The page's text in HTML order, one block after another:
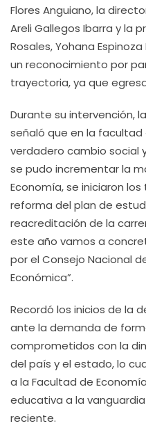
Flores Anguiano, la
Areli Gallegos Ibarra y la
Rosales, Yohana
un reconocimiento por
trayectoria, ya que
Durante su intervención,
señaló que en la
verdadero cambio social
se pudo incrementar la
Economía, se iniciaron
reforma del plan de
reacreditación de la
este año vamos a
por el Consejo Nacional
Económica”.
Recordó los inicios de la
ante la demanda de
comprometidos con la
del país y el estado, lo
a la Facultad de
educativa a la
reciente.